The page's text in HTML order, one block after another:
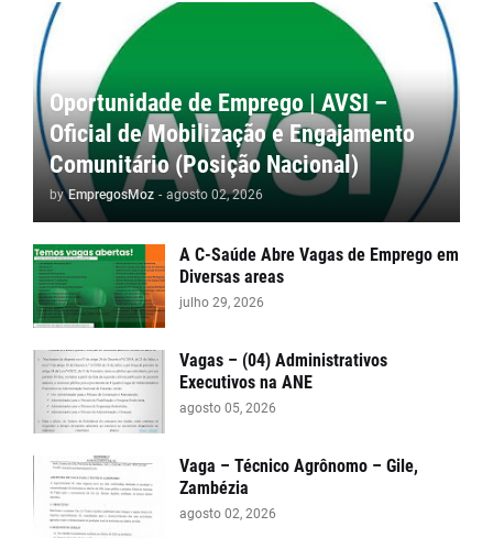
Oportunidade de Emprego | AVSI –
Oficial de Mobilização e Engajamento
Comunitário (Posição Nacional)
by EmpregosMoz - agosto 02, 2026
A C-Saúde Abre Vagas de Emprego em
Diversas areas
julho 29, 2026
Vagas – (04) Administrativos
Executivos na ANE
agosto 05, 2026
Vaga – Técnico Agrônomo – Gile,
Zambézia
agosto 02, 2026